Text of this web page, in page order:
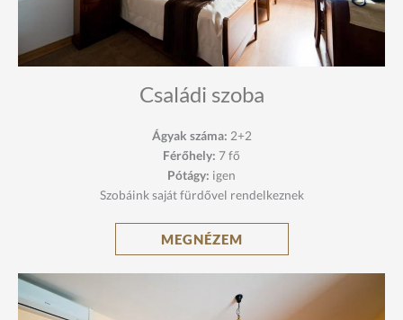
Családi szoba
Ágyak száma: 2+2
Férőhely: 7 fő
Pótágy: igen
Szobáink saját fürdővel rendelkeznek
MEGNÉZEM